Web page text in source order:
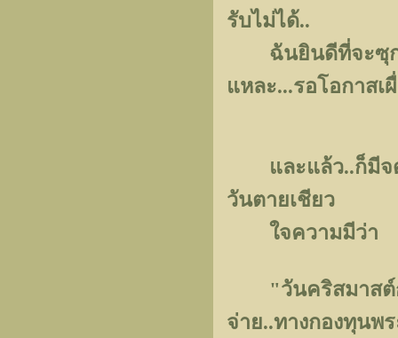
รับไม่ได้..
ฉันยินดีที่จะซุกหั
แหละ...รอโอกาสเ
และแล้ว..ก็มีจด
วันตายเชียว
ใจความมีว่า
"วันคริสมาสต์ก
จ่าย..ทางกองทุนพ